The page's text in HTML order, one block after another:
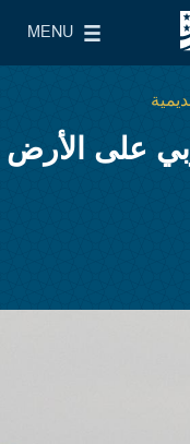
MENU
Main Menu
على الأرض